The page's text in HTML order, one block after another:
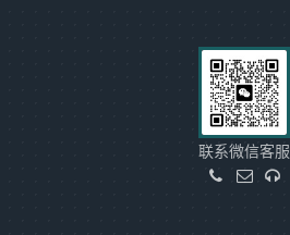
联系微信客服